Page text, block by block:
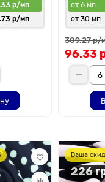
р/мп
р/мп
от 6 мп
от 30 мп
309.27 р/
96.33
Ваша
226